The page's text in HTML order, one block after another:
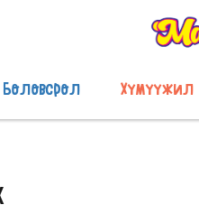
Боловсрол Хүмүүжил